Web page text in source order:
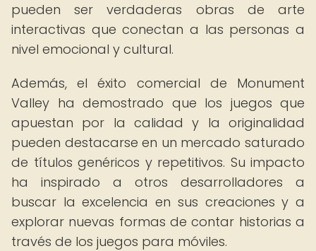
pueden ser verdaderas obras de arte
interactivas que conectan a las personas a
nivel emocional y cultural.
Además, el éxito comercial de Monument
Valley ha demostrado que los juegos que
apuestan por la calidad y la originalidad
pueden destacarse en un mercado saturado
de títulos genéricos y repetitivos. Su impacto
ha inspirado a otros desarrolladores a
buscar la excelencia en sus creaciones y a
explorar nuevas formas de contar historias a
través de los juegos para móviles.